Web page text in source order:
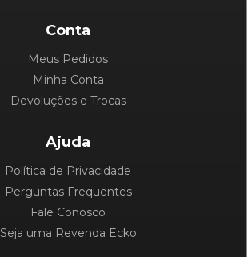
Conta
Meus Pedidos
Minha Conta
Devoluções e Trocas
Ajuda
Política de Privacidade
Perguntas Frequentes
Fale Conosco
Seja uma Revenda Ecko